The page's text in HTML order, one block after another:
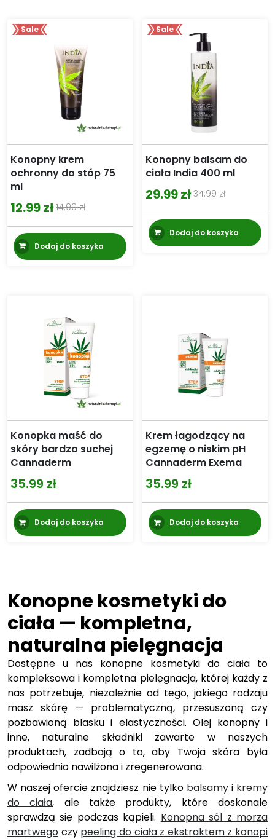
Sale
Konopny krem
ochronny do stóp 75
ml
14.99zł
Pierwotna
cena
wynosiła:
12.99zł
Aktualna
cena
wynosi:Dodaj do koszyka
Sale
Konopny balsam do
ciała India 400 ml
34.99zł
Pierwotna
cena
wynosiła:
29.99zł
Aktualna
cena
wynosi:Dodaj do koszyka
Konopka maść do
skóry bardzo suchej
Cannaderm
35.99 zł
Dodaj do koszyka
Krem łagodzący na
egzemę o niskim pH
Cannaderm Exema
35.99 zł
Dodaj do koszyka
Konopne kosmetyki do
ciała — kompletna,
naturalna pielęgnacja
Dostępne u nas konopne kosmetyki do ciała to
kompleksowa i kompletna pielęgnacja, której każdy z
nas potrzebuje, niezależnie od tego, jakiego rodzaju
masz skórę — problematyczną, przesuszoną czy
pozbawioną blasku i elastyczności. Olej konopny i
inne, naturalne składniki zawarte w naszych
produktach, zadbają o to, aby Twoja skóra była
odpowiednio nawilżona i zregenerowana.
W naszej ofercie znajdziesz nie tylkobalsamyi kremy
do ciała, ale także produkty, które doskonale
sprawdzą się podczas kąpieli. Konopna sól z morza
martwego czy peeling do ciała z ekstraktem z konopi